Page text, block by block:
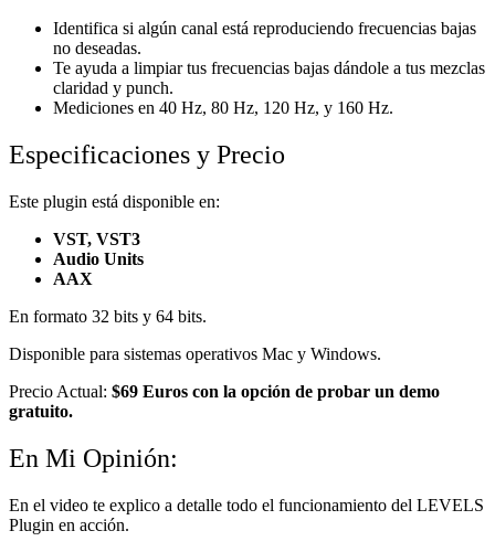
Identifica si algún canal está reproduciendo frecuencias bajas
no deseadas.
Te ayuda a limpiar tus frecuencias bajas dándole a tus mezclas
claridad y punch.
Mediciones en 40 Hz, 80 Hz, 120 Hz, y 160 Hz.
Especificaciones y Precio
Este plugin está disponible en:
VST, VST3
Audio Units
AAX
En formato 32 bits y 64 bits.
Disponible para sistemas operativos Mac y Windows.
Precio Actual: $69 Euros con la opción de probar un demo
gratuito.
En Mi Opinión:
En el video te explico a detalle todo el funcionamiento del LEVELS
Plugin en acción.